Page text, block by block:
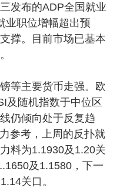
发布的ADP全国就业
业职位增幅超出预
撑。目前市场已基本
主要货币走强。欧
及随机指数于中位区
仍倾向处于反复趋
参考，上周的反扑就
料为1.1930及1.20关
及1.1580，下一
关口。